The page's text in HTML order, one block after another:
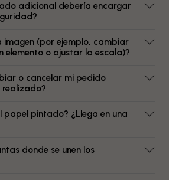
adicional debería encargar
imagen (por ejemplo, cambiar
elemento o ajustar la escala)?
o cancelar mi pedido
realizado?
papel pintado? ¿Llega en una
donde se unen los